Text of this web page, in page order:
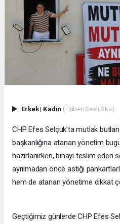
Erkek| Kadın (Haberi Sesli Oku)
CHP Efes Selçuk'ta mutlak butlan
başkanlığına atanan yönetim
hazırlanırken, binayı teslim
ayrılmadan önce astığı
hem de atanan yönetime dikkat
Geçtiğimiz günlerde CHP Efes